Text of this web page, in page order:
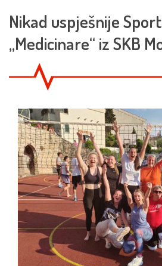
Nikad uspješnije
„Medicinare“ iz SKB